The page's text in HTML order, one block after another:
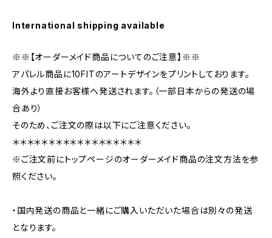
International shipping available
※※【オーダーメイド商品についてのご注意】※※
アパレル商品に10FITのアートデザインをプリントしております。
海外より直接お客様へ発送されます。（一部日本からの発送の場
合あり）
そのため、ご注文の際は以下にご注意ください。
＊＊＊＊＊＊＊＊＊＊＊＊＊＊＊＊＊＊
※ご注文前にトップページのオーダーメイド商品の注文方法を参
照ください。
・国内発送の商品と一緒にご購入いただいた場合は別々の発送
となります。